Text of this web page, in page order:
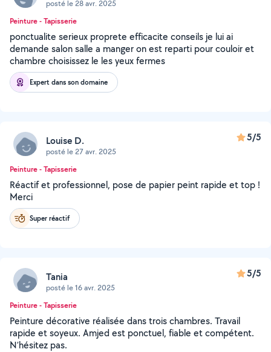
posté le 28 avr. 2025
Peinture - Tapisserie
ponctualite serieux proprete efficacite conseils je lui ai
demande salon salle a manger on est reparti pour couloir et
chambre choisissez le les yeux fermes
Expert dans son domaine
Louise D.
posté le 27 avr. 2025
5/5
Peinture - Tapisserie
Réactif et professionnel, pose de papier peint rapide et top !
Merci
Super réactif
Tania
posté le 16 avr. 2025
5/5
Peinture - Tapisserie
Peinture décorative réalisée dans trois chambres. Travail
rapide et soyeux. Amjed est ponctuel, fiable et compétent.
N’hésitez pas.